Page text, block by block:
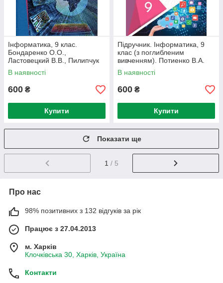
Інформатика, 9 клас.
Бондаренко О.О.,
Ластовецкий В.В., Пилипчук
О.П., Шестопалов Е.А.
В наявності
600 ₴
Купити
Підручник. Інформатика, 9
клас (з поглибленим
вивченням). Потиенко В.А.
Речич Н.В. Руденко В.Д.
В наявності
600 ₴
Купити
Показати ще
1 / 5
Про нас
98% позитивних з 132 відгуків за рік
Працює з 27.04.2013
м. Харків
Клочківська 30, Харків, Україна
Контакти